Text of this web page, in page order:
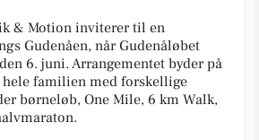
& Motion inviterer til en
Gudenåen, når Gudenåløbet
6. juni. Arrangementet byder på
familien med forskellige
børneløb, One Mile, 6 km Walk,